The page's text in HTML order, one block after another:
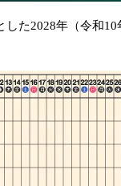
た2028年（令和